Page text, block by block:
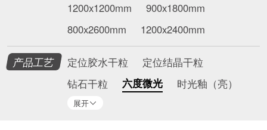
1200x1200mm
900x1800mm
800x2600mm
1200x2400mm
产品工艺 定位胶水干粒
定位结晶干粒
钻石干粒
六度微光 时光釉（亮）
展开